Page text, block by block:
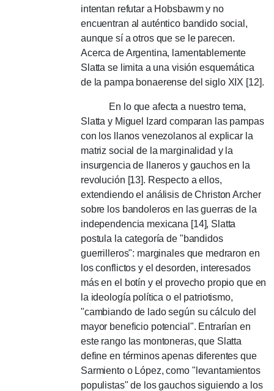
intentan refutar a Hobsbawm y no
encuentran al auténtico bandido social,
aunque sí a otros que se le parecen.
Acerca de Argentina, lamentablemente
Slatta se limita a una visión esquemática
de la pampa bonaerense del siglo XIX [12].
En lo que afecta a nuestro tema,
Slatta y Miguel Izard comparan las pampas
con los llanos venezolanos al explicar la
matriz social de la marginalidad y la
insurgencia de llaneros y gauchos en la
revolución [13]. Respecto a ellos,
extendiendo el análisis de Christon Archer
sobre los bandoleros en las guerras de la
independencia mexicana [14], Slatta
postula la categoría de "bandidos
guerrilleros": marginales que medraron en
los conflictos y el desorden, interesados ​​
más en el botín y el provecho propio que en
la ideología política o el patriotismo,
"cambiando de lado según su cálculo del
mayor beneficio potencial". Entrarían en
este rango las montoneras, que Slatta
define en términos apenas diferentes que
Sarmiento o López, como "levantamientos
populistas" de los gauchos siguiendo a los